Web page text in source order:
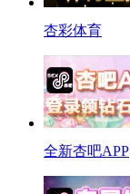
杏彩体育
全新杏吧APP